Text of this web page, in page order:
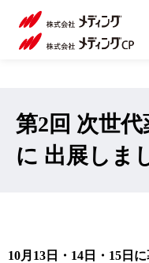
ホー
製品
サ
会社
第2回 次世
に 出展しま
10月13日・14日・15日